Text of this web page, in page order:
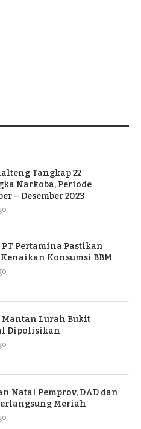
Tangkap 22
Narkoba, Periode
– Desember 2023
PT Pertamina Pastikan
Konsumsi BBM
Mantan Lurah Bukit
Dipolisikan
Natal Pemprov, DAD dan
Meriah